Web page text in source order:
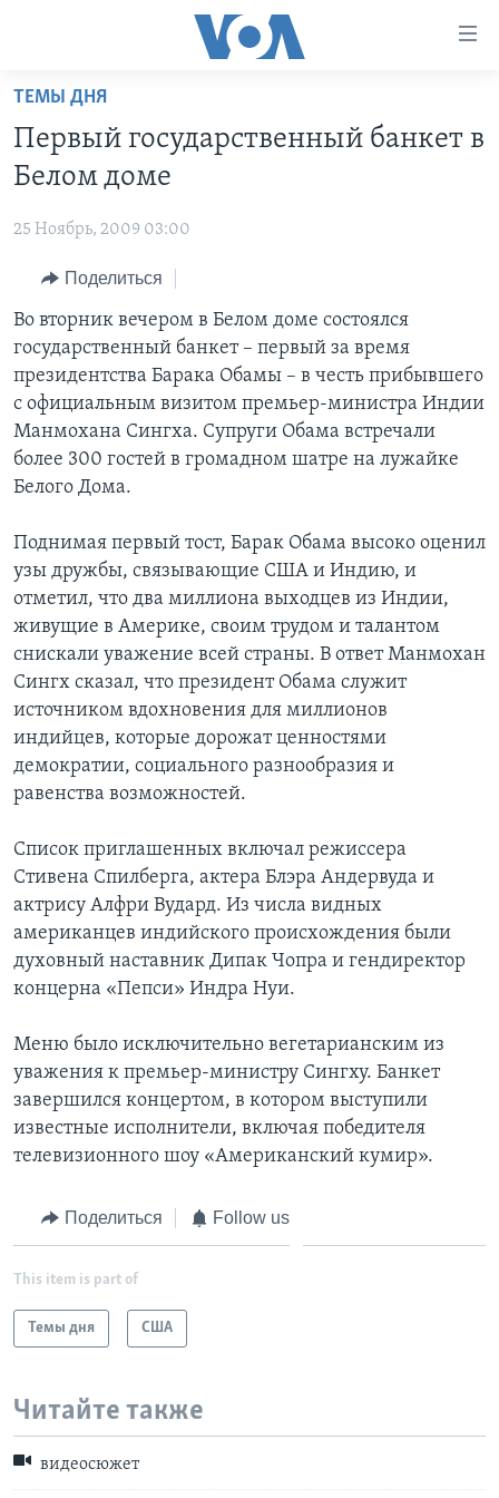
Перейти
основной
контент
навигации
Перейти
поиск
ПРОГРАММЫ
НОВОСТИ ЗА МИНУТУ
ИТОГИ
ПОЧЕМУ ЭТО ВАЖНО?
ДИСКУССИЯ VOA
ДЕТАЛИ
НЬЮ-ЙОРК NEW YORK
АМЕРИКА. БОЛЬШОЕ ПУТЕШЕСТВИЕ
УЧИМ АНГЛИЙСКИЙ
НАША АМЕРИКАНСКАЯ ИСТОРИЯ
А КАК В АМЕРИКЕ?
АРТЕФАКТЫ
АМЕРИКАНСКИЕ ГОРОДКИ
ТЕСТЫ
ЭКСПЕРТИЗА
ИНТЕРВЬЮ
ФАКТЫ ПРОТИВ ФЕЙКОВ
ЗА СВОБОДУ ПРЕССЫ
УЧИМ АНГЛИЙСКИЙ
ВИДЕО
ПОДПИСКА НА НОВОСТИ
Learning English
СОЦИАЛЬНЫЕ СЕТИ
Языки
ТЕМЫ ДНЯ
Первый государственный банкет в
Белом доме
25 Ноябрь, 2009 03:00
Поделиться
Во вторник вечером в Белом доме состоялся
государственный банкет – первый за время
президентства Барака Обамы – в честь прибывшего
с официальным визитом премьер-министра Индии
Манмохана Сингха. Супруги Обама встречали
более 300 гостей в громадном шатре на лужайке
Белого Дома.
Поднимая первый тост, Барак Обама высоко оценил
узы дружбы, связывающие США и Индию, и
отметил, что два миллиона выходцев из Индии,
живущие в Америке, своим трудом и талантом
снискали уважение всей страны. В ответ Манмохан
Сингх сказал, что президент Обама служит
источником вдохновения для миллионов
индийцев, которые дорожат ценностями
демократии, социального разнообразия и
равенства возможностей.
Список приглашенных включал режиссера
Стивена Спилберга, актера Блэра Андервуда и
актрису Алфри Вудард. Из числа видных
американцев индийского происхождения были
духовный наставник Дипак Чопра и гендиректор
концерна «Пепси» Индра Нуи.
Меню было исключительно вегетарианским из
уважения к премьер-министру Сингху. Банкет
завершился концертом, в котором выступили
известные исполнители, включая победителя
телевизионного шоу «Американский кумир».
Поделиться Follow us
This item is part of
Темы дня США
Читайте также
видеосюжет